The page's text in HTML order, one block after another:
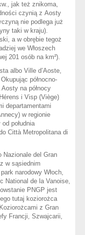
jak też znikoma,
czynią z Aosty
nie podlega już
taki w kraju).
a w obrębie tegoż
we Włoszech
201 osób na km²).
albo Ville d’Aoste,
północno-
na północy
i Visp (Viège)
departamentami
w regionie
południa
Città Metropolitana di
Nazionale del Gran
w sąsiednim
narodowy Włoch,
National de la Vanoise,
PNGP jest
tutaj koziorożca
z Gran
Francji, Szwajcarii,